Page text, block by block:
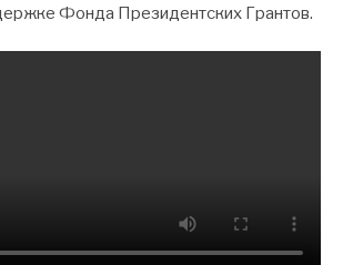
Фонда Президентских Грантов.